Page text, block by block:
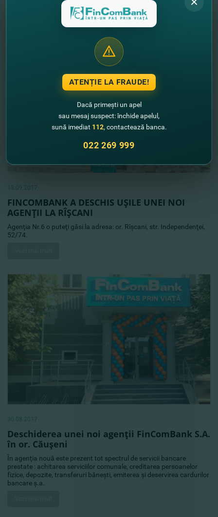
data de 1 octombrie.
13.09.2017
FINCOMBANK A DESCHIS UŞILE UNEI NOI
AGENŢII LA RÎŞCANI
Agenţia Nr.6 o puteţi găsi la adresa: or. Rîşcani, str. Independenţei,
52/74.
30.08.2017
Deschiderea unei noi agenţii FinComBank S.A.
în or. Căuşeni
În agenţia nouă este prezent tot spectrul de servicii bancare
prestate : achitarea serviciilor comunale, creditarea persoanelor
fizice, depozite, transferuri băneşti, emiterea şi deservirea cardurilor
bancare ş.a.
ATENȚIE LA FRAUDE!
Dacă primești un apel
sau mesaj suspect: închide apelul,
sună imediat 112, contactează banca.
022 269 999